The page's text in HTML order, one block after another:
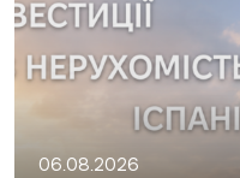
06.08.2026